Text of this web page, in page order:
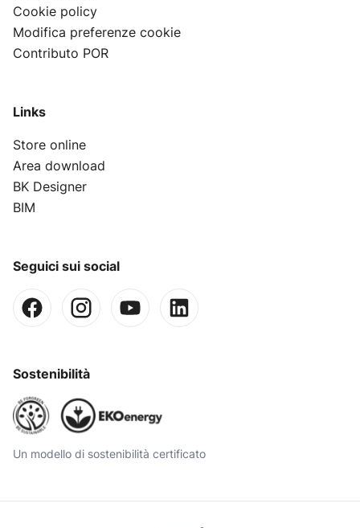
Cookie policy
Modifica preferenze cookie
Contributo POR
Links
Store online
Area download
BK Designer
BIM
Seguici sui social
Sostenibilità
Un modello di sostenibilità certificato